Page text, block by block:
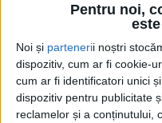
Pentru noi,
Noi și partenerii noștri
dispozitiv, cum ar fi cookie-
cum ar fi identificatori unici
dispozitiv pentru publicitate
reclamelor și a conținutului,